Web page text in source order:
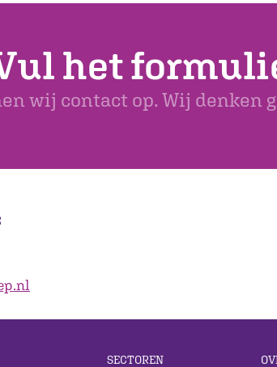
het
wij contact op. Wij denken
SECTOREN